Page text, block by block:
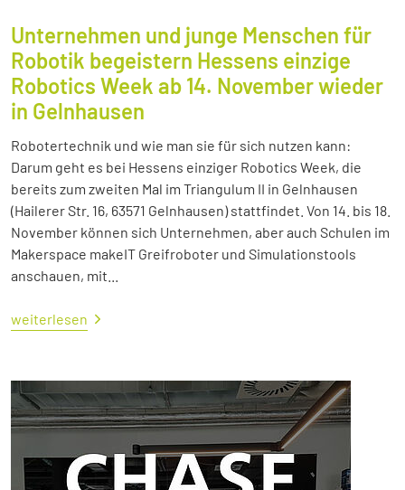
Unternehmen und junge Menschen für
Robotik begeistern Hessens einzige
Robotics Week ab 14. November wieder
in Gelnhausen
Robotertechnik und wie man sie für sich nutzen kann:
Darum geht es bei Hessens einziger Robotics Week, die
bereits zum zweiten Mal im Triangulum II in Gelnhausen
(Hailerer Str. 16, 63571 Gelnhausen) stattfindet. Von 14. bis 18.
November können sich Unternehmen, aber auch Schulen im
Makerspace makeIT Greifroboter und Simulationstools
anschauen, mit...
weiterlesen